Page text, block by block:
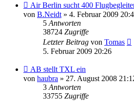
Air Berlin sucht 400
von B.Neidt » 4. Februar 2009
5 Antworten
38724 Zugriffe
Letzter Beitrag von Tomas
5. Februar 2009 20:26
AB stellt TXL ein
von haubra » 27. August 2008
3 Antworten
33755 Zugriffe